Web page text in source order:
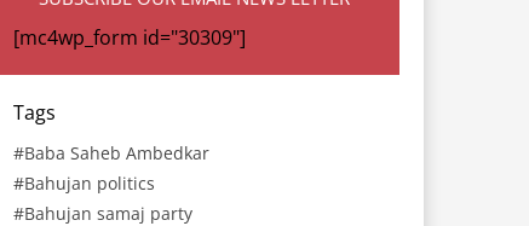
[mc4wp_form id="30309"]
Tags
Baba Saheb Ambedkar
Bahujan politics
Bahujan samaj party